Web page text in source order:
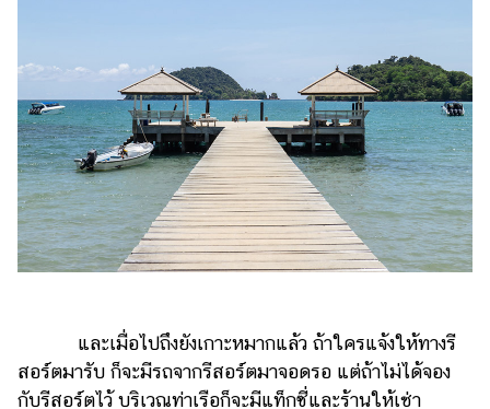
และเมื่อไปถึงยังเกาะหมากแล้ว ถ้าใครแจ้งให้ทางรี
สอร์ตมารับ ก็จะมีรถจากรีสอร์ตมาจอดรอ แต่ถ้าไม่ได้จอง
กับรีสอร์ตไว้ บริเวณท่าเรือก็จะมีแท็กซี่และร้านให้เช่า